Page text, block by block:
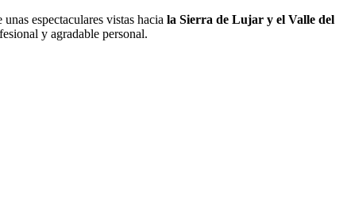
espectaculares vistas hacia la Sierra de Lujar y el Valle del
y agradable personal.